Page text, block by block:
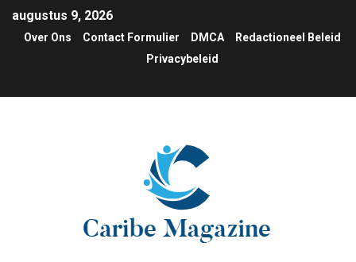
augustus 9, 2026
Over Ons Contact Formulier DMCA
Redactioneel Beleid
Privacybeleid